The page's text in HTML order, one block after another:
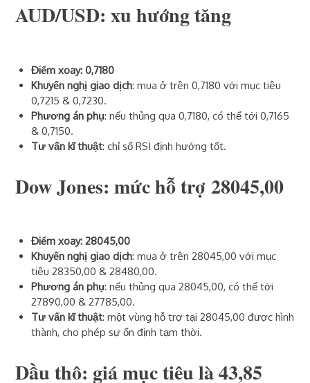
AUD/USD: xu hướng tăng
Điểm xoay: 0,7180
Khuyến nghị giao dịch: mua ở trên 0,7180 với mục tiêu
0,7215 & 0,7230.
Phương án phụ: nếu thủng qua 0,7180, có thể tới 0,7165
& 0,7150.
Tư vấn kĩ thuật: chỉ số RSI định hướng tốt.
Dow Jones: mức hỗ trợ 28045,00
Điểm xoay: 28045,00
Khuyến nghị giao dịch: mua ở trên 28045,00 với mục
tiêu 28350,00 & 28480,00.
Phương án phụ: nếu thủng qua 28045,00, có thể tới
27890,00 & 27785,00.
Tư vấn kĩ thuật: một vùng hỗ trợ tại 28045,00 được hình
thành, cho phép sự ổn định tạm thời.
Dầu thô: giá mục tiêu là 43,85